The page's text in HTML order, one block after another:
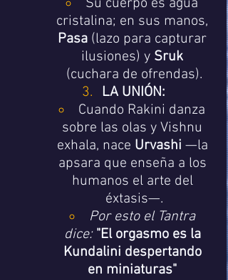
Su cuerpo es agua
cristalina; en sus manos,
Pasa (lazo para capturar
ilusiones) y Sruk
(cuchara de ofrendas).
LA UNIÓN:
Cuando Rakini danza
sobre las olas y Vishnu
exhala, nace Urvashi —la
apsara que enseña a los
humanos el arte del
éxtasis—.
Por esto el Tantra
dice: "El orgasmo es la
Kundalini despertando
en miniaturas"